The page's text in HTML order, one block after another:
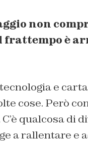
non
frattempo è
e
cose. Però
qualcosa di
a rallentare e